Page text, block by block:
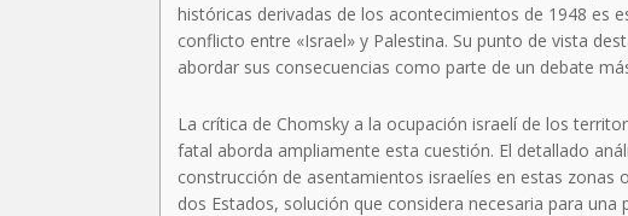
históricas derivadas de los acontecimientos de 1948 es
conflicto entre «Israel» y Palestina. Su punto de vista
abordar sus consecuencias como parte de un debate
La crítica de Chomsky a la ocupación israelí de los
fatal aborda ampliamente esta cuestión. El detallado
construcción de asentamientos israelíes en estas zonas
dos Estados, solución que considera necesaria para